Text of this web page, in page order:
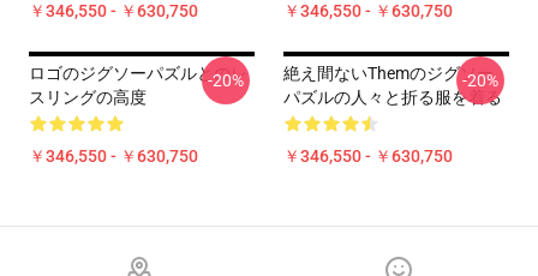
￥346,550 - ￥630,750 ￥346,550 - ￥630,750
ロゴのジグソーパズルとのレ
スリングの高度
￥346,550 - ￥630,750
-20%
絶え間ないThemのジグソー
パズルの人々と折る服を着る
￥346,550 - ￥630,750
-20%